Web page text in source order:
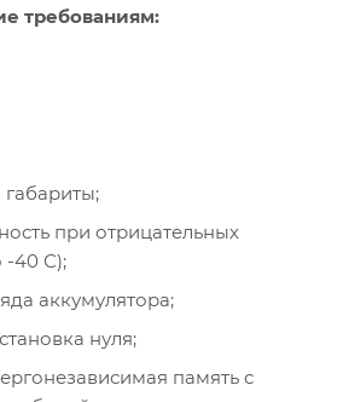
требованиям:
при отрицательных
-40 С);
аккумулятора;
нуля;
память с